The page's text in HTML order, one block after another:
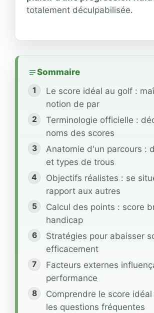
totalement déculpabilisée.
Sommaire
Le score idéal au golf :
notion de par
Terminologie officielle :
noms des scores
Anatomie d'un parcours :
et types de trous
Objectifs réalistes : se
rapport aux autres
Calcul des points : score
handicap
Stratégies pour abaisser
efficacement
Facteurs externes
performance
Comprendre le score
les questions fréquentes